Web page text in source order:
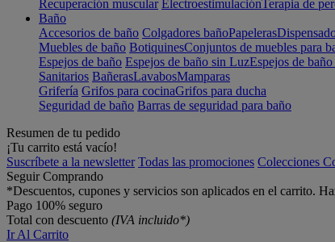
Recuperación muscular ElectroestimulaciónTerapia de
Baño
Accesorios de baño Colgadores bañoPapeleras
Muebles de baño BotiquinesConjuntos de muebles para
Espejos de baño Espejos de baño sin LuzEspejos de
Sanitarios BañerasLavabosMamparas
Grifería Grifos para cocinaGrifos para ducha
Seguridad de baño Barras de seguridad para baño
Resumen de tu pedido
¡Tu carrito está vacío!
Suscríbete a la newsletter Todas las promociones Colecciones
Seguir Comprando
*Descuentos, cupones y servicios son aplicados en el carrito.
Pago 100% seguro
Total con descuento (IVA incluido*)
Ir Al Carrito